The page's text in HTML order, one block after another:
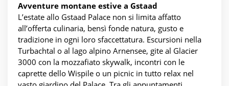
Avventure montane estive a Gstaad
L’estate allo Gstaad Palace non si limita affatto
all’offerta culinaria, bensì fonde natura, gusto e
tradizione in ogni loro sfaccettatura. Escursioni nella
Turbachtal o al lago alpino Arnensee, gite al Glacier
3000 con la mozzafiato skywalk, incontri con le
caprette dello Wispile o un picnic in tutto relax nel